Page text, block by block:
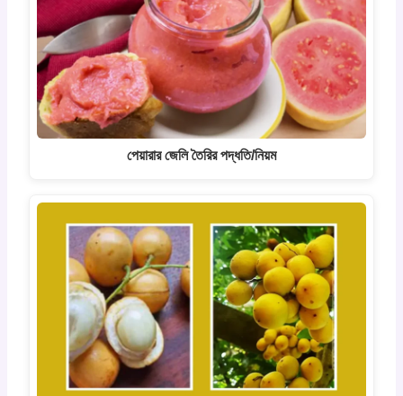
পেয়ারার জেলি তৈরির পদ্ধতি/নিয়ম